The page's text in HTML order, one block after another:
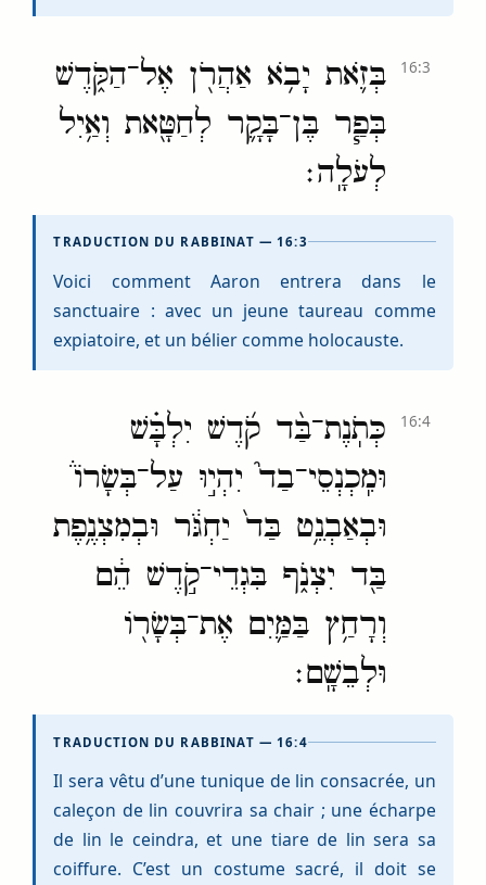
בְּזֹ֛את יָבֹ֥א אַהֲרֹ֖ן אֶל־הַקֹּ֑דֶשׁ
בְּפַ֧ר בֶּן־בָּקָ֛ר לְחַטָּ֖את וְאַ֥יִל
לְעֹלָֽה׃
16:3
TRADUCTION DU RABBINAT — 16:3
Voici comment Aaron entrera dans le
sanctuaire : avec un jeune taureau comme
expiatoire, et un bélier comme holocauste.
כְּתֹֽנֶת־בַּ֨ד קֹ֜דֶשׁ יִלְבָּ֗שׁ
וּמִֽכְנְסֵי־בַד֮ יִהְי֣וּ עַל־בְּשָׂרוֹ֒
וּבְאַבְנֵ֥ט בַּד֙ יַחְגֹּ֔ר וּבְמִצְנֶ֥פֶת
בַּ֖ד יִצְנֹ֑ף בִּגְדֵי־קֹ֣דֶשׁ הֵ֔ם
וְרָחַ֥ץ בַּמַּ֛יִם אֶת־בְּשָׂר֖וֹ
וּלְבֵשָֽׁם׃
16:4
TRADUCTION DU RABBINAT — 16:4
Il sera vêtu d’une tunique de lin consacrée, un
caleçon de lin couvrira sa chair ; une écharpe
de lin le ceindra, et une tiare de lin sera sa
coiffure. C’est un costume sacré, il doit se